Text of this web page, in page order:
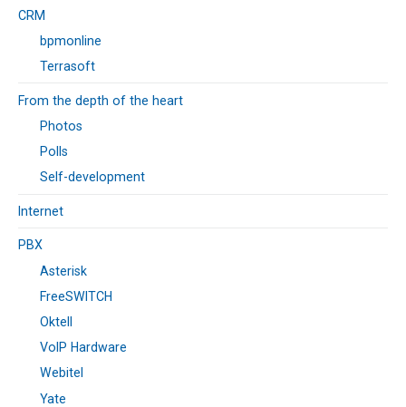
CRM
bpmonline
Terrasoft
From the depth of the heart
Photos
Polls
Self-development
Internet
PBX
Asterisk
FreeSWITCH
Oktell
VoIP Hardware
Webitel
Yate